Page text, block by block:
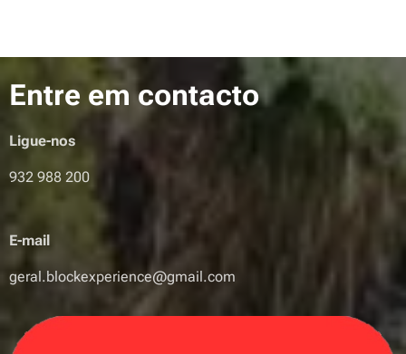
Entre em contacto
Ligue-nos
932 988 200
E-mail
geral.blockexperience@gmail.com